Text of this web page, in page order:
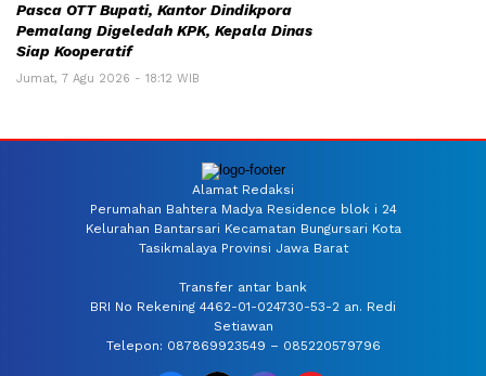
Pasca OTT Bupati, Kantor Dindikpora
Pemalang Digeledah KPK, Kepala Dinas
Siap Kooperatif
Jumat, 7 Agu 2026 - 18:12 WIB
Alamat Redaksi
Perumahan Bahtera Madya Residence blok i 24
Kelurahan Bantarsari Kecamatan Bungursari Kota
Tasikmalaya Provinsi Jawa Barat
Transfer antar bank
BRI No Rekening 4462-01-024730-53-2 an. Redi
Setiawan
Telepon: 087869923549 – 085220579796